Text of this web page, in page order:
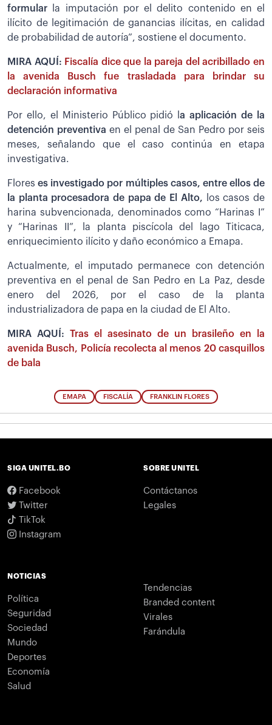
formular
la imputación por el delito contenido en el
ilícito de legitimación de ganancias ilícitas, en calidad
de probabilidad de autoría”, sostiene el documento.
MIRA AQUÍ: Fiscalía dice que la pareja del acribillado en
la avenida Busch fue trasladada para brindar su
declaración informativa
Por ello, el Ministerio Público pidió la aplicación de la
detención preventiva en el penal de San Pedro por seis
meses, señalando que el caso continúa en etapa
investigativa.
Floreses investigado por múltiples casos, entre ellos de
la planta procesadora de papa de El Alto, los casos de
harina subvencionada, denominados como “Harinas I”
y “Harinas II”, la planta piscícola del lago Titicaca,
enriquecimiento ilícito y daño económico a Emapa.
Actualmente, el imputado permanece con detención
preventiva en el penal de San Pedro en La Paz, desde
enero del 2026, por el caso de la planta
industrializadora de papa en la ciudad de El Alto.
MIRA AQUÍ: Tras el asesinato de un brasileño en la
avenida Busch, Policía recolecta al menos 20 casquillos
de bala
EMAPA FISCALÍA FRANKLIN FLORES
SIGA UNITEL.BO
Facebook
Twitter
TikTok
Instagram
SOBRE UNITEL
Contáctanos
Legales
NOTICIAS
Política
Seguridad
Sociedad
Mundo
Deportes
Economía
Salud
Tendencias
Branded content
Virales
Farándula